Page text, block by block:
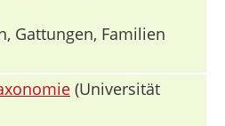
Gattungen, Familien
(Universität